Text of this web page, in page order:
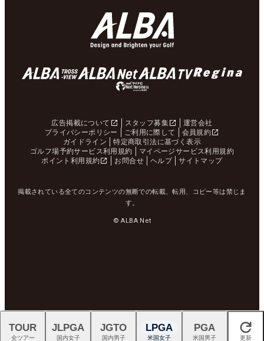
広告掲載について スタッフ募集
運営会社
プライバシーポリシー
ご利用に際して
会員規約
ガイドライン
特定商取引法に基づく表示
ゴルフ場予約サービス利用規約
マイページサービス利用規約
ポイント利用規約
お問合せ ヘルプ サイトマップ
掲載されている全てのコンテンツの無断での転載、転用、コピー等は禁じま
す。
© ALBA Net
閉じる
TOUR
全ツアー
JLPGA
国内女子
JGTO
国内男子
LPGA
米国女子
PGA
米国男子 更新